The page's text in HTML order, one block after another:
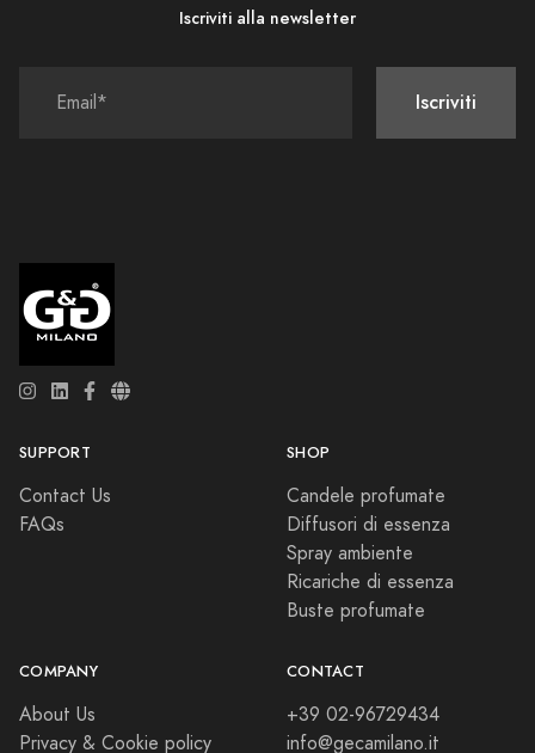
Iscriviti alla newsletter
Iscriviti
SUPPORT
Contact Us
FAQs
SHOP
Candele profumate
Diffusori di essenza
Spray ambiente
Ricariche di essenza
Buste profumate
COMPANY
About Us
Privacy & Cookie policy
CONTACT
+39 02-96729434
info@gecamilano.it